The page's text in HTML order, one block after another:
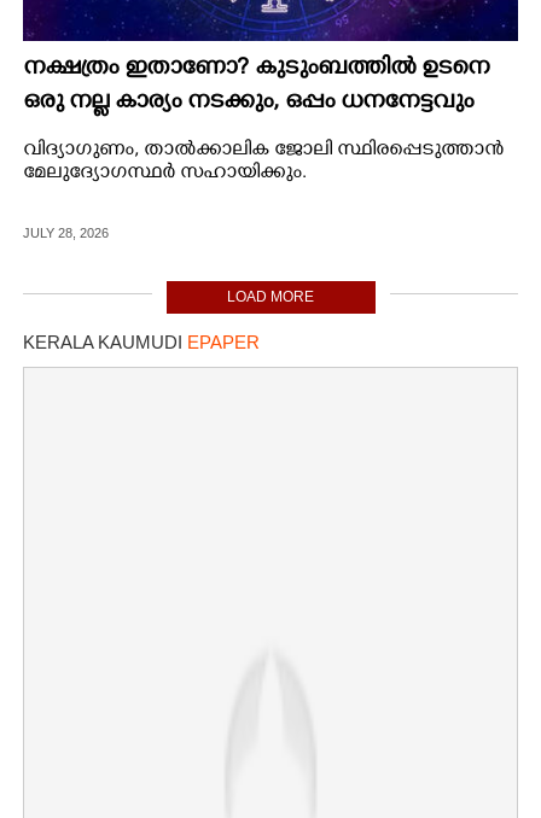
നക്ഷത്രം ഇതാണോ? കുടുംബത്തിൽ ഉടനെ
ഒരു നല്ല കാര്യം നടക്കും, ഒപ്പം ധനനേട്ടവും
വിദ്യാഗുണം, താല്‍ക്കാലിക ജോലി സ്ഥിരപ്പെടുത്താന്‍
മേലുദ്യോഗസ്ഥര്‍ സഹായിക്കും.
JULY 28, 2026
LOAD MORE
KERALA KAUMUDI EPAPER